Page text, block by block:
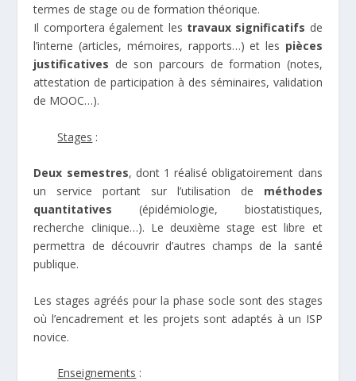
termes de stage ou de formation théorique.
Il comportera également les travaux significatifs de
l’interne (articles, mémoires, rapports…) et les pièces
justificatives de son parcours de formation (notes,
attestation de participation à des séminaires, validation
de MOOC…).
Stages :
Deux semestres, dont 1 réalisé obligatoirement dans
un service portant sur l’utilisation de méthodes
quantitatives (épidémiologie, biostatistiques,
recherche clinique…). Le deuxième stage est libre et
permettra de découvrir d’autres champs de la santé
publique.
Les stages agréés pour la phase socle sont des stages
où l’encadrement et les projets sont adaptés à un ISP
novice.
Enseignements :